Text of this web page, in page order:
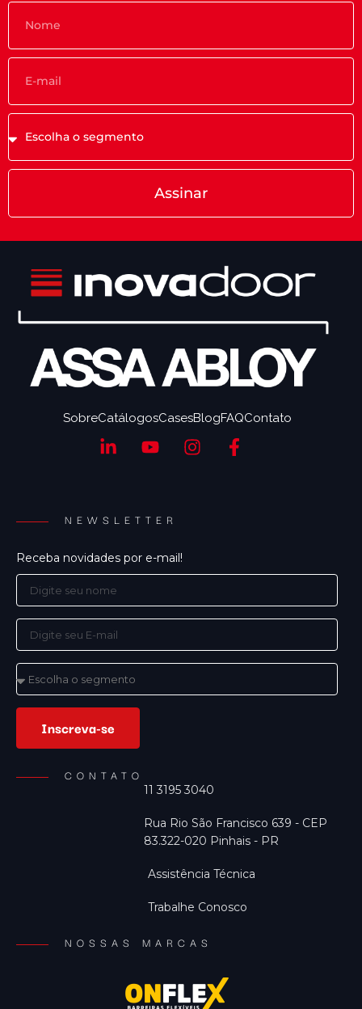
Assinar
SobreCatálogosCasesBlogFAQContato
NEWSLETTER
Receba novidades por e-mail!
Inscreva-se
CONTATO
11 3195 3040
Rua Rio São Francisco 639 - CEP
83.322-020 Pinhais - PR
Assistência Técnica
Trabalhe Conosco
NOSSAS MARCAS